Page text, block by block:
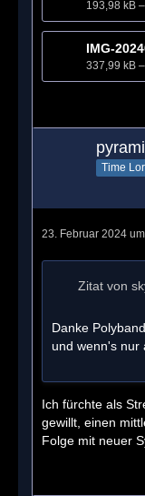
193,98 kB
IMG-
337,99 kB
Time
23. Februar 2024
Zitat von
Danke
und wenn's nur
Ich fürchte als
gewillt, einen
Folge mit neuer